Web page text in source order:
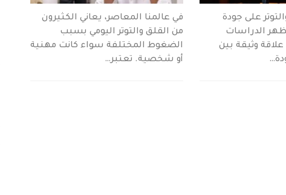
على جودة
الدراسات
وثيقة بين
في عالمنا المعاصر، يعاني الكثيرون
من القلق والتوتر اليومي بسبب
الضغوط المختلفة سواء كانت مهنية
أو شخصية. تعتبر…